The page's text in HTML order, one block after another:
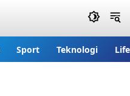
Sport Teknologi